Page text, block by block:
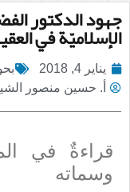
جهود الدكتور
الإسلاميّة في
يناير 4, 2018
أ. حسين منصور
قراءةٌ في
وسماته